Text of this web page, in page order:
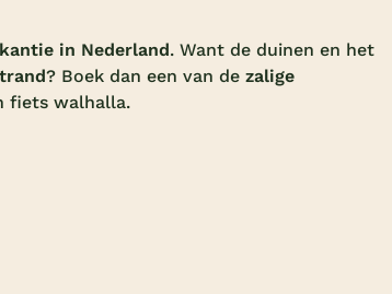
in Nederland. Want de duinen en het
? Boek dan een van de zalige
fiets walhalla.